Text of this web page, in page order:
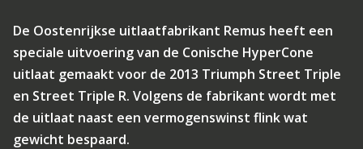
De Oostenrijkse uitlaatfabrikant Remus heeft een
speciale uitvoering van de Conische HyperCone
uitlaat gemaakt voor de 2013 Triumph Street Triple
en Street Triple R. Volgens de fabrikant wordt met
de uitlaat naast een vermogenswinst flink wat
gewicht bespaard.